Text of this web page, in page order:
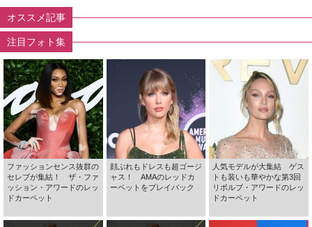
オススメ記事
注目フォト集
ファッションセンス抜群の
セレブが集結！ ザ・ファ
ッション・アワードのレッ
ドカーペット
顔ぶれもドレスも超ゴージ
ャス！ AMAのレッドカ
ーペットをプレイバック
人気モデルが大集結 ゲス
トも装いも華やかな第3回
リボルブ・アワードのレッ
ドカーペット